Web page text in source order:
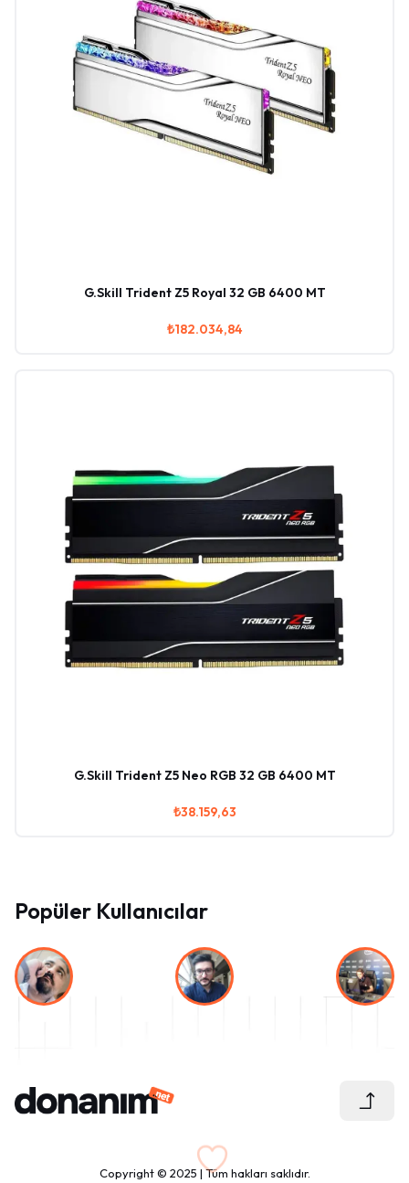
G.Skill Trident Z5 Royal 32 GB 6400 MT
₺182.034,84
G.Skill Trident Z5 Neo RGB 32 GB 6400 MT
₺38.159,63
Popüler Kullanıcılar
Copyright © 2025 | Tüm hakları saklıdır.